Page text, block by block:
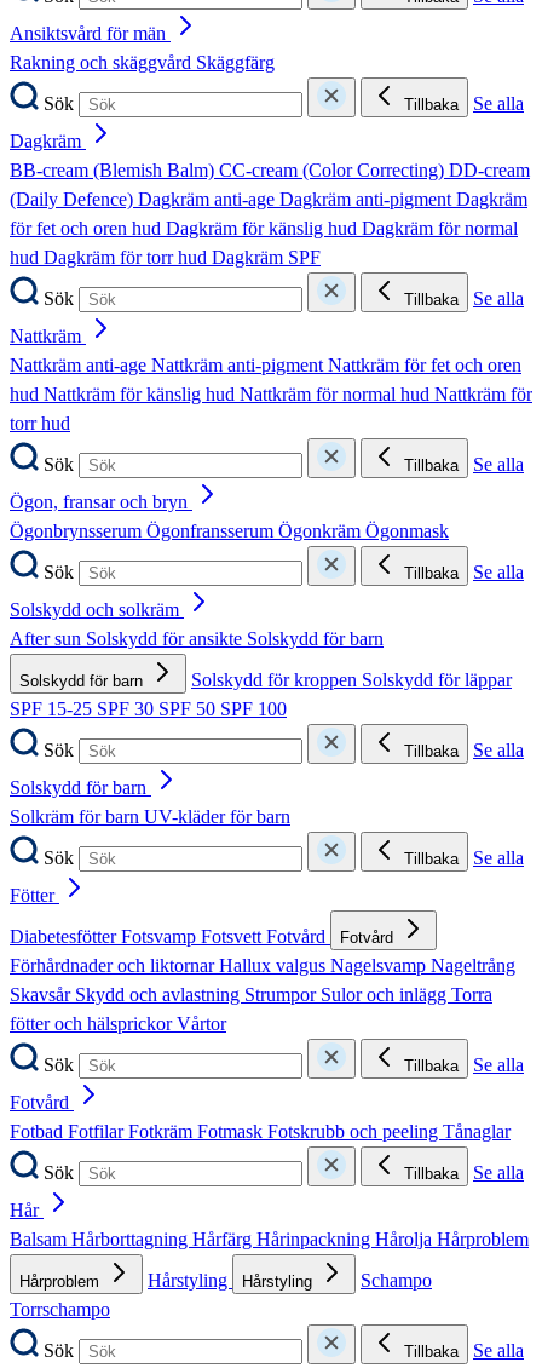
Ansiktsvård för män
Rakning och skäggvård Skäggfärg
Sök
Tillbaka
Se alla
Dagkräm
BB-cream (Blemish Balm) CC-cream (Color Correcting) DD-cream
(Daily Defence) Dagkräm anti-age Dagkräm anti-pigmentDagkräm
för fet och oren hud Dagkräm för känslig hud Dagkräm för normal
hud Dagkräm för torr hud Dagkräm SPF
Sök
Tillbaka
Se alla
Nattkräm
Nattkräm anti-age Nattkräm anti-pigmentNattkräm för fet och oren
hud Nattkräm för känslig hud Nattkräm för normal hud Nattkräm för
torr hud
Sök
Tillbaka
Se alla
Ögon, fransar och bryn
Ögonbrynsserum Ögonfransserum Ögonkräm Ögonmask
Sök
Tillbaka
Se alla
Solskydd och solkräm
After sun Solskydd för ansikte Solskydd för barn
Solskydd för barn Solskydd för kroppen Solskydd för läppar
SPF 15-25 SPF 30 SPF 50 SPF 100
Sök
Tillbaka
Se alla
Solskydd för barn
Solkräm för barn UV-kläder för barn
Sök
Tillbaka
Se alla
Fötter
DiabetesfötterFotsvamp FotsvettFotvård Fotvård
Förhårdnader och liktornarHallux valgus Nagelsvamp Nageltrång
Skavsår Skydd och avlastning Strumpor Sulor och inlägg Torra
fötter och hälsprickorVårtor
Sök
Tillbaka
Se alla
Fotvård
Fotbad FotfilarFotkräm Fotmask Fotskrubb och peeling Tånaglar
Sök
Tillbaka
Se alla
Hår
Balsam Hårborttagning Hårfärg Hårinpackning Hårolja Hårproblem
Hårproblem Hårstyling Hårstyling
Schampo
Torrschampo
Sök
Tillbaka
Se alla